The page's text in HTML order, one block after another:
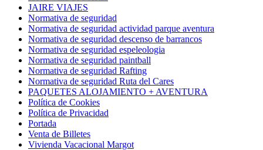
JAIRE VIAJES
Normativa de seguridad
Normativa de seguridad actividad parque aventura
Normativa de seguridad descenso de barrancos
Normativa de seguridad espeleologia
Normativa de seguridad paintball
Normativa de seguridad Rafting
Normativa de seguridad Ruta del Cares
PAQUETES ALOJAMIENTO + AVENTURA
Política de Cookies
Política de Privacidad
Portada
Venta de Billetes
Vivienda Vacacional Margot